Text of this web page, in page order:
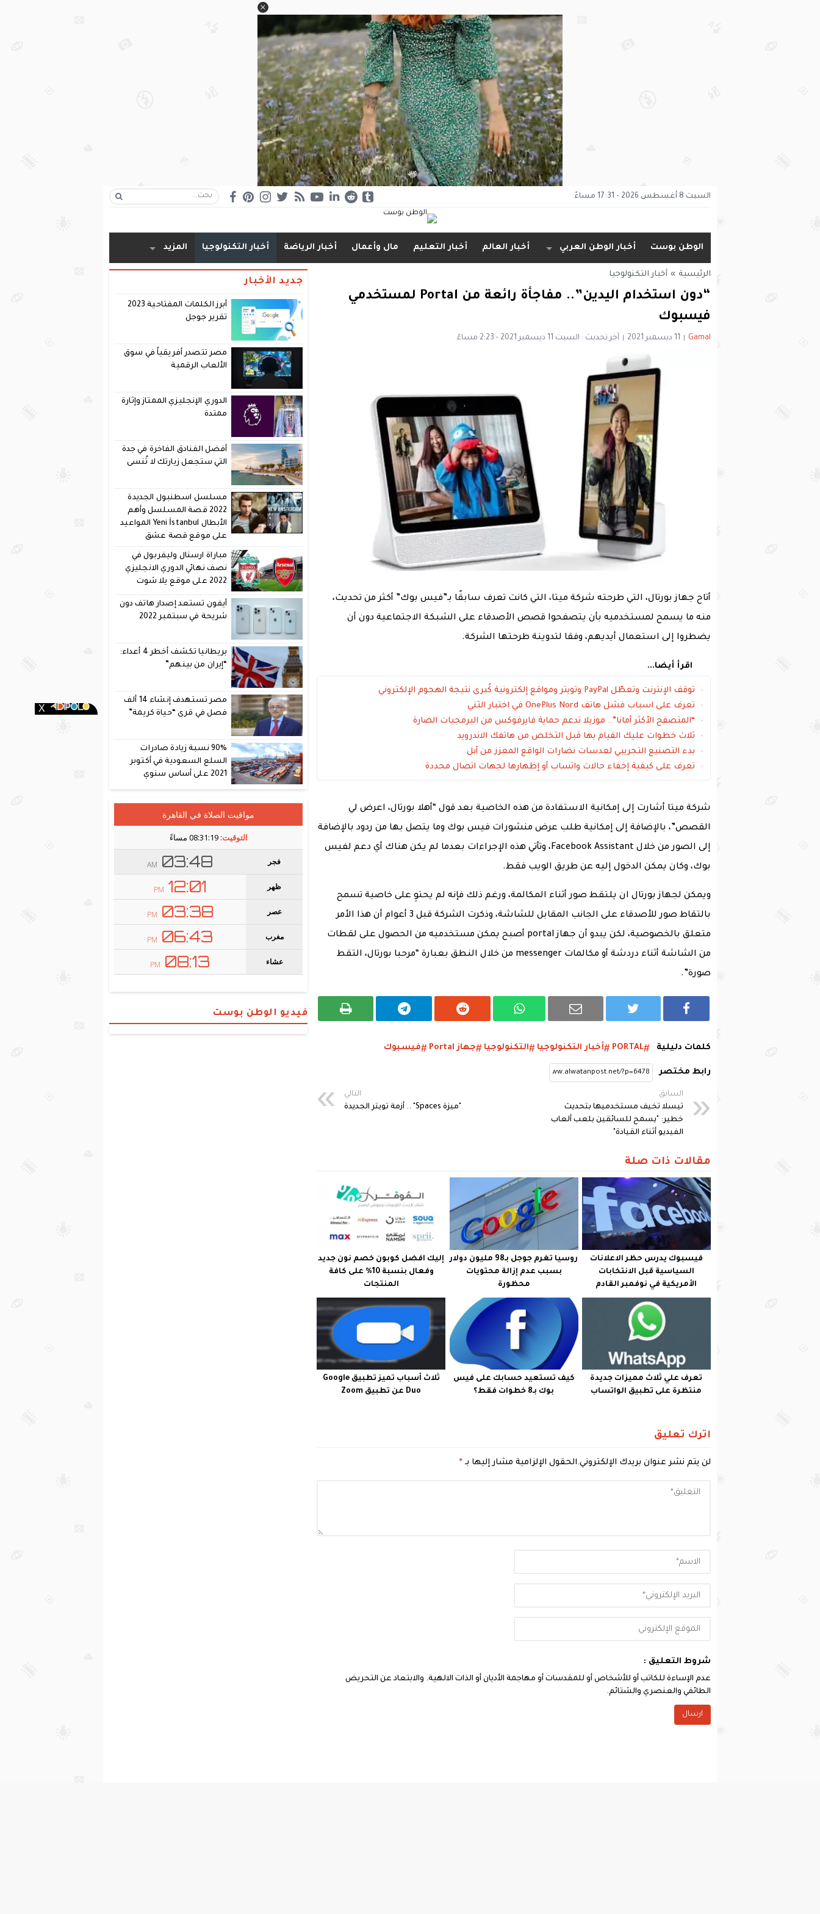
السبت 8 أغسطس 2026 - 17:31 مساءً
الوطن بوست أخبار الوطن العربي أخبار العالم أخبار التعليم مال وأعمال أخبار الرياضة أخبار التكنولوجيا المزيد
الرئيسية » أخبار التكنولوجيا
“دون استخدام اليدين”.. مفاجأة رائعة من Portal لمستخدمي
فيسبوك
Gamal 11 ديسمبر 2021 آخر تحديث : السبت 11 ديسمبر 2021 - 2:23 مساءً
أتاح جهاز بورتال، التي طرحته شركة ميتا، التي كانت تعرف سابقًا بـ”فيس بوك” أكثر من تحديث،
منه ما يسمح لمستخدميه بأن يتصفحوا قصص الأصدقاء على الشبكة الاجتماعية دون أن
يضطروا إلى استعمال أيديهم، وفقا لتدوينة طرحتها الشركة.
اقرأ أيضا...
توقف الإنترنت وتعطّل PayPal وتويتر ومواقع إلكترونية كُبرى نتيجة الهجوم الإلكتروني
تعرف على اسباب فشل هاتف OnePlus Nord في اختبار الثني
“المتصفح الأكثر أمانا”.. موزيلا تدعم حماية فايرفوكس من البرمجيات الضارة
ثلاث خطوات عليك القيام بها قبل التخلص من هاتفك الاندرويد
بدء التصنيع التجريبي لعدسات نضارات الواقع المعزز من أبل
تعرف على كيفية إخفاء حالات واتساب أو إظهارها لجهات اتصال محددة
شركة ميتا أشارت إلى إمكانية الاستفادة من هذه الخاصية بعد قول “أهلا بورتال، اعرض لي
القصص”، بالإضافة إلى إمكانية طلب عرض منشورات فيس بوك وما يتصل بها من ردود بالإضافة
إلى الصور من خلال Facebook Assistant، وتأتي هذه الإجراءات بعدما لم يكن هناك أي دعم لفيس
بوك، وكان يمكن الدخول إليه عن طريق الويب فقط.
ويمكن لجهاز بورتال ان يلتقط صور أثناء المكالمة، ورغم ذلك فإنه لم يحتوِ على خاصية تسمح
بالتقاط صور للأصدقاء على الجانب المقابل للشاشة، وذكرت الشركة قبل 3 أعوام أن هذا الأمر
متعلق بالخصوصية، لكن يبدو أن جهاز portal أصبح يمكن مستخدميه من الحصول على لقطات
من الشاشة أثناء دردشة أو مكالمات messenger من خلال النطق بعبارة “مرحبا بورتال، التقط
صورة”.
كلمات دليلية PORTAL أخبار التكنولوجيا التكنولوجيا جهاز Portal فيسبوك
رابط مختصر
السابق
تيسلا تخيف مستخدميها بتحديث
خطير: "يسمح للسائقين بلعب ألعاب
الفيديو أثناء القيادة"
التالي
"ميزة Spaces" .. أزمة تويتر الجديدة
مقالات ذات صلة
فيسبوك يدرس حظر الاعلانات
السياسية قبل الانتخابات
الأمريكية في نوفمبر القادم
روسيا تغرم جوجل بـ98 مليون دولار
بسبب عدم إزالة محتويات
محظورة
إليك افضل كوبون خصم نون جديد
وفعال بنسبة 10% على كافة
المنتجات
تعرف علي ثلاث مميزات جديدة
منتظرة على تطبيق الواتساب
كيف تستعيد حسابك على فيس
بوك بـ8 خطوات فقط؟
ثلاث أسباب تميز تطبيق Google
Duo عن تطبيق Zoom
اترك تعليق
لن يتم نشر عنوان بريدك الإلكتروني.الحقول الإلزامية مشار إليها بـ *
شروط التعليق :
عدم الإساءة للكاتب أو للأشخاص أو للمقدسات أو مهاجمة الأديان أو الذات الالهية. والابتعاد عن التحريض
الطائفي والعنصري والشتائم.
جديد الأخبار
أبرز الكلمات المفتاحية 2023
تقرير جوجل
مصر تتصدر أفريقياً في سوق
الألعاب الرقمية
الدوري الإنجليزي الممتاز وإثارة
ممتدة
أفضل الفنادق الفاخرة في جدة
التي ستجعل زيارتك لا تُنسى
مسلسل اسطنبول الجديدة
2022 قصة المسلسل وأهم
الأبطال Yeni İstanbul المواعيد
على موقع قصة عشق
مباراة ارسنال وليفربول في
نصف نهائي الدوري الانجليزي
2022 على موقع يلا شوت
آيفون تستعد إصدار هاتف دون
شريحة في سبتمبر 2022
بريطانيا تكشف أخطر 4 أعداء:
“إيران من بينهم”
مصر تستهدف إنشاء 14 ألف
فصل في قرى “حياة كريمة”
90% نسبة زيادة صادرات
السلع السعودية في أكتوبر
2021 على أساس سنوي
فيديو الوطن بوست